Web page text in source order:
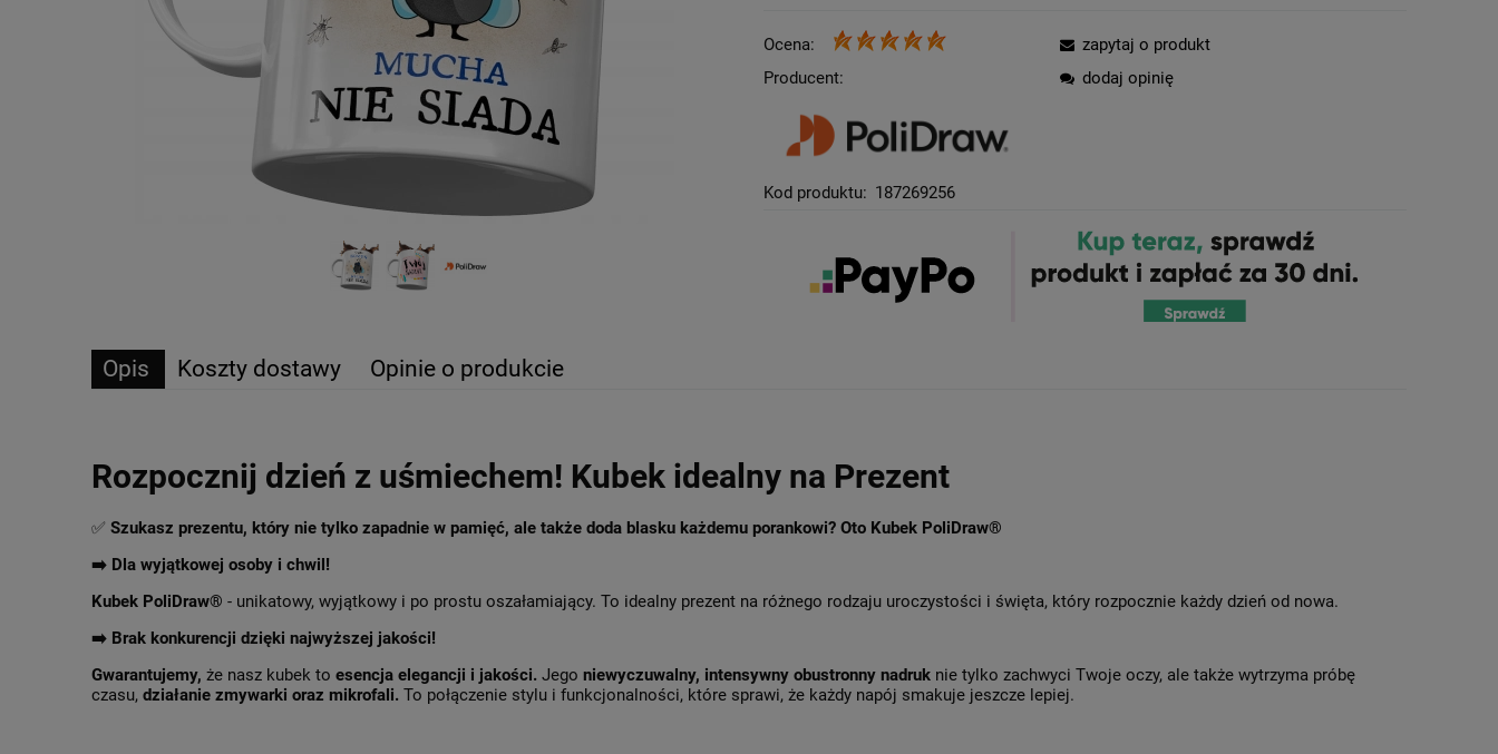
Ocena:
Producent:
Kod produktu: 187269256
zapytaj o produkt
dodaj opinię
Opis Koszty dostawy Opinie o produkcie
Rozpocznij dzień z uśmiechem! Kubek idealny na Prezent
✅ Szukasz prezentu, który nie tylko zapadnie w pamięć, ale także doda blasku każdemu porankowi? Oto Kubek PoliDraw®
➡️ Dla wyjątkowej osoby i chwil!
Kubek PoliDraw® - unikatowy, wyjątkowy i po prostu oszałamiający. To idealny prezent na różnego rodzaju uroczystości i święta, który rozpocznie każdy dzień od nowa.
➡️ Brak konkurencji dzięki najwyższej jakości!
Gwarantujemy, że nasz kubek to esencja elegancji i jakości. Jego niewyczuwalny, intensywny obustronny nadruk nie tylko zachwyci Twoje oczy, ale także wytrzyma próbę
czasu, działanie zmywarki oraz mikrofali. To połączenie stylu i funkcjonalności, które sprawi, że każdy napój smakuje jeszcze lepiej.